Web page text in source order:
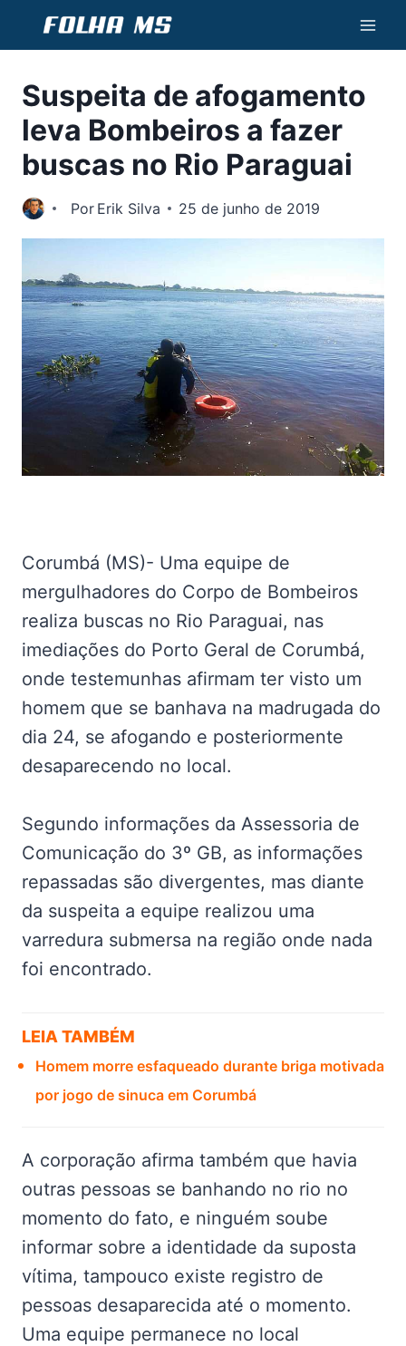
Conteúdo
Suspeita de afogamento
leva Bombeiros a fazer
buscas no Rio Paraguai
Por Erik Silva 25 de junho de 2019
Corumbá (MS)- Uma equipe de
mergulhadores do Corpo de Bombeiros
realiza buscas no Rio Paraguai, nas
imediações do Porto Geral de Corumbá,
onde testemunhas afirmam ter visto um
homem que se banhava na madrugada do
dia 24, se afogando e posteriormente
desaparecendo no local.
Segundo informações da Assessoria de
Comunicação do 3º GB, as informações
repassadas são divergentes, mas diante
da suspeita a equipe realizou uma
varredura submersa na região onde nada
foi encontrado.
LEIA TAMBÉM
Homem morre esfaqueado durante briga motivada
por jogo de sinuca em Corumbá
A corporação afirma também que havia
outras pessoas se banhando no rio no
momento do fato, e ninguém soube
informar sobre a identidade da suposta
vítima, tampouco existe registro de
pessoas desaparecida até o momento.
Uma equipe permanece no local